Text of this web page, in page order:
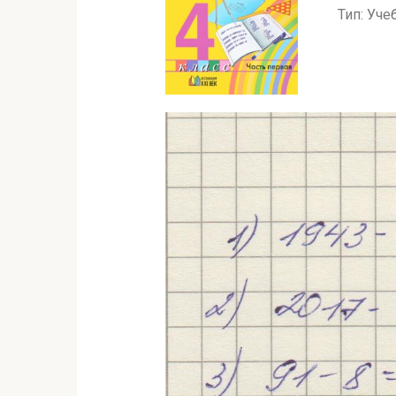
Тип: